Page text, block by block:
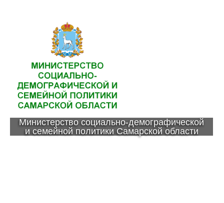
Министерство социально-демографической
и семейной политики Самарской области